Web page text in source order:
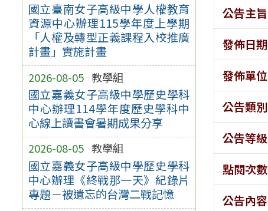
國立臺南女子高級中學人權教育
資源中心辦理115學年度上學期
「人權及轉型正義課程入校推廣
計畫」實施計畫
2026-08-05 教學組
國立嘉義女子高級中學歷史學科
中心辦理114學年度歷史學科中
心線上讀書會暑期成果分享
2026-08-05 教學組
國立嘉義女子高級中學歷史學科
中心辦理《終戰那一天》紀錄片
專題－被遺忘的台灣二戰記憶
公告主旨
發佈日期
發佈單位
公告類別
公告等級
點閱次數
公告內容